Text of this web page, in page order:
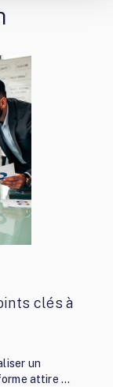
clés à
un
attire …